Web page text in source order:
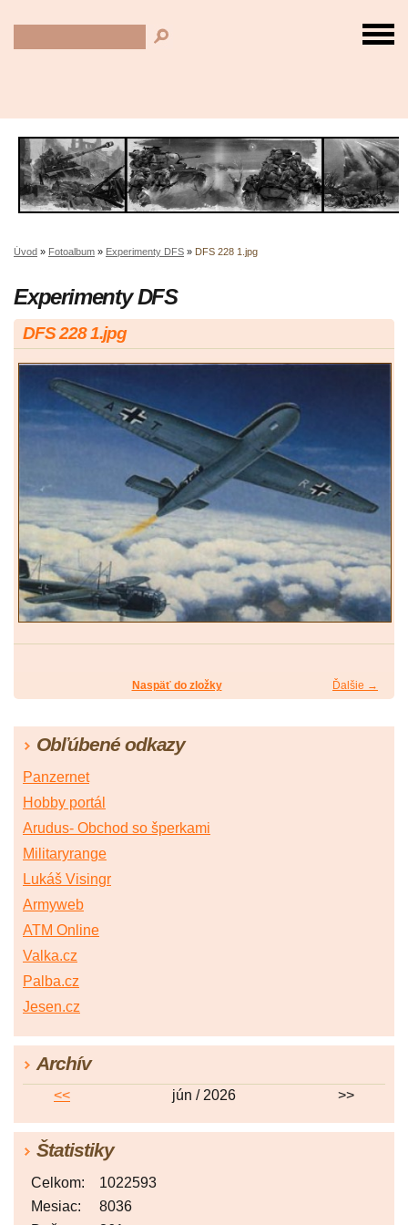
Úvod » Fotoalbum » Experimenty DFS » DFS 228 1.jpg
Experimenty DFS
DFS 228 1.jpg
Ďalšie →
Naspäť do zložky
Obľúbené odkazy
Panzernet
Hobby portál
Arudus- Obchod so šperkami
Militaryrange
Lukáš Visingr
Armyweb
ATM Online
Valka.cz
Palba.cz
Jesen.cz
Archív
<< jún / 2026 >>
Štatistiky
Celkom:
1022593
Mesiac:
8036